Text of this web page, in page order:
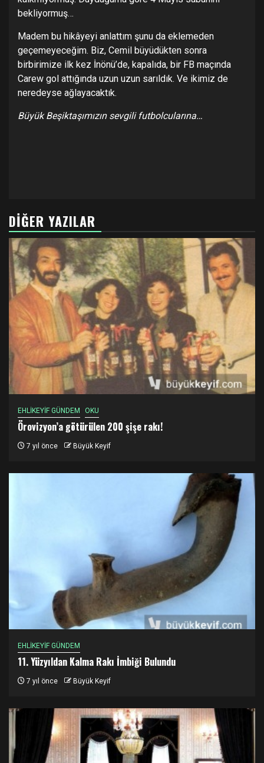
bekliyormuş…
Madem bu hikâyeyi anlattım şunu da eklemeden
geçemeyeceğim. Biz, Cemil büyüdükten sonra
birbirimize ilk kez İnönü’de, kapalıda, bir FB maçında
Carew gol attığında uzun uzun sarıldık. Ve ikimiz de
neredeyse ağlayacaktık.
Büyük Beşiktaşımızın sevgili futbolcularına…
DIĞER YAZILAR
EHLİKEYİF GÜNDEM OKU
Örovizyon’a götürülen 200 şişe rakı!
7 yıl önce Büyük Keyif
EHLİKEYİF GÜNDEM
11. Yüzyıldan Kalma Rakı İmbiği Bulundu
7 yıl önce Büyük Keyif